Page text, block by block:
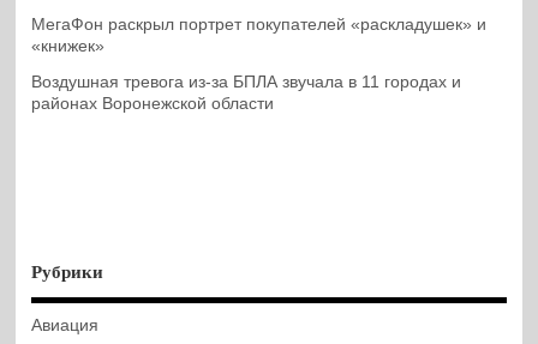
МегаФон раскрыл портрет покупателей «раскладушек» и
«книжек»
Воздушная тревога из-за БПЛА звучала в 11 городах и
районах Воронежской области
Рубрики
Авиация